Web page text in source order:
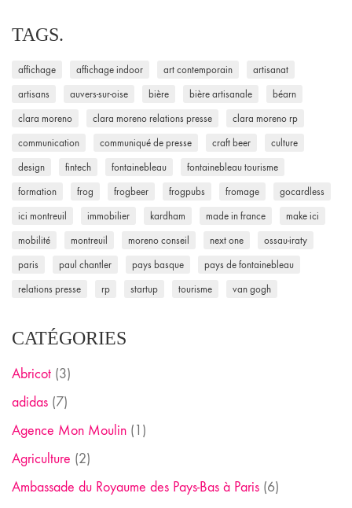
TAGS.
affichage affichage indoor art contemporain artisanat
artisans auvers-sur-oise bière bière artisanale béarn
clara moreno clara moreno relations presse clara moreno rp
communication communiqué de presse craft beer culture
design fintech fontainebleau fontainebleau tourisme
formation frog frogbeer frogpubs fromage gocardless
ici montreuil immobilier kardham made in france make ici
mobilité montreuil moreno conseil next one ossau-iraty
paris paul chantler pays basque pays de fontainebleau
relations presse rp startup tourisme van gogh
CATÉGORIES
Abricot (3)
adidas (7)
Agence Mon Moulin (1)
Agriculture (2)
Ambassade du Royaume des Pays-Bas à Paris (6)